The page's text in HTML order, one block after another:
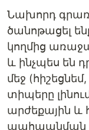
Նախորդ
ծանոթացել
կողմից
և ինչպես են
մեջ
տիպերը
արժեքային և
պահպանման